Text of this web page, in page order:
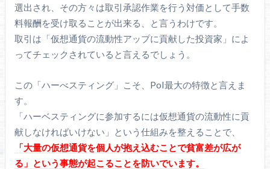
選出され、その方々は取引承認作業を行う対価として手数
料報酬を受け取ることが出来る、と言うわけです。
取引は「仮想通貨の流動性アップに貢献した投資家」によ
ってチェックされていると言えるでしょう。
この「ハーべスティング」こそ、PoI最大の特徴と言えま
す。
「ハーベスティングに参加するには仮想通貨の流動性に貢
献しなければいけない」という仕組みを整えることで、
「大量の仮想通貨を個人が抱え込むことで貧富差が広が
る」という事態が起こることを防いでいます。